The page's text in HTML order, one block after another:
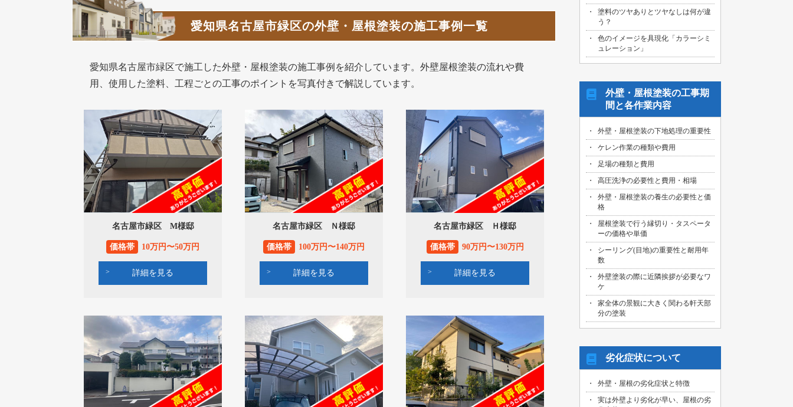
愛知県名古屋市緑区の外壁・屋根塗装の施工事例一覧
愛知県名古屋市緑区で施工した外壁・屋根塗装の施工事例を紹介しています。外壁屋根塗装の流れや費
用、使用した塗料、工程ごとの工事のポイントを写真付きで解説しています。
名古屋市緑区 M様邸
価格帯 10万円〜50万円
詳細を見る
名古屋市緑区 Ｎ様邸
価格帯 100万円〜140万円
詳細を見る
名古屋市緑区 Ｈ様邸
価格帯 90万円〜130万円
詳細を見る
塗料のツヤありとツヤなしは何が違
う？
色のイメージを具現化「カラーシミ
ュレーション」
外壁・屋根塗装の工事期
間と各作業内容
外壁・屋根塗装の下地処理の重要性
ケレン作業の種類や費用
足場の種類と費用
高圧洗浄の必要性と費用・相場
外壁・屋根塗装の養生の必要性と価
格
屋根塗装で行う縁切り・タスペータ
ーの価格や単価
シーリング(目地)の重要性と耐用年
数
外壁塗装の際に近隣挨拶が必要なワ
ケ
家全体の景観に大きく関わる軒天部
分の塗装
劣化症状について
外壁・屋根の劣化症状と特徴
実は外壁より劣化が早い、屋根の劣